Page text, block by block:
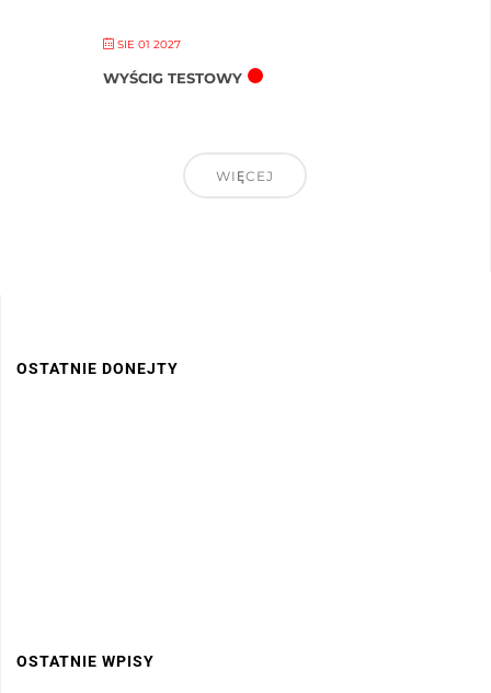
SIE 01 2027
WYŚCIG TESTOWY
WIĘCEJ
OSTATNIE DONEJTY
OSTATNIE WPISY